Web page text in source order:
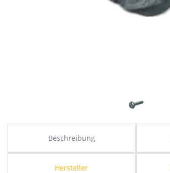
Beschreibung
Hersteller